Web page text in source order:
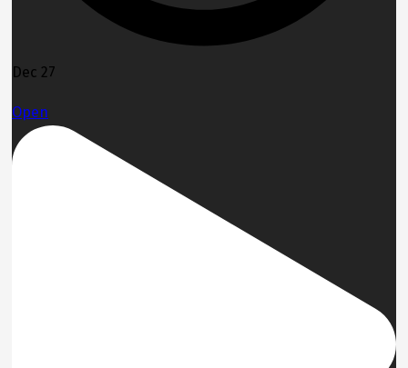
Dec 27
Open